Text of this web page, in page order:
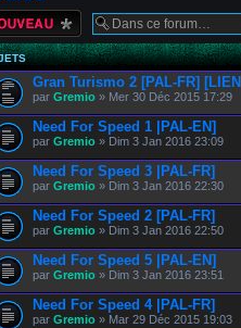
un nouveau
Gran Turismo 2 [PAL-FR]
par Gremio» Mer 30 Déc 2015 17:29
Need For Speed 1 |PAL-EN]
par Gremio» Dim 3 Jan 2016 23:09
Need For Speed 3 |PAL-FR]
par Gremio» Dim 3 Jan 2016 22:30
Need For Speed 2 [PAL-FR]
par Gremio» Dim 3 Jan 2016 22:50
Need For Speed 5 |PAL-EN]
par Gremio» Dim 3 Jan 2016 23:51
Need For Speed 4 |PAL-FR]
par Gremio» Mar 29 Déc 2015 19:03